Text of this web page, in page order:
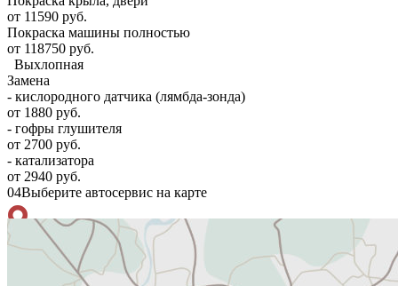
от 11590 руб.
Покраска машины полностью
от 118750 руб.
Выхлопная
Замена
- кислородного датчика (лямбда-зонда)
от 1880 руб.
- гофры глушителя
от 2700 руб.
- катализатора
от 2940 руб.
04Выберите автосервис на карте